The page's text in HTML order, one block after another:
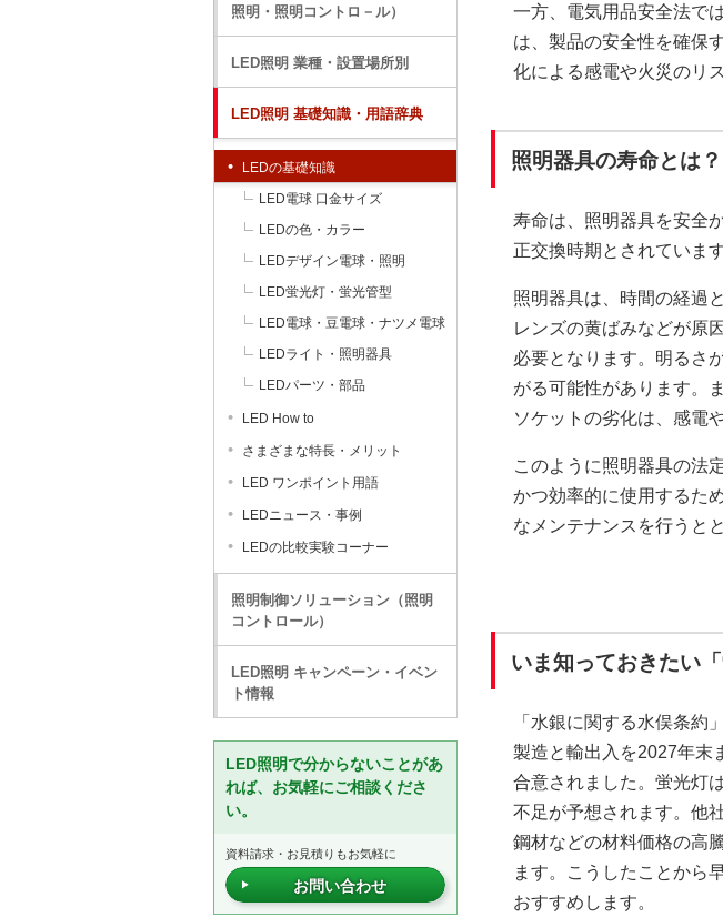
一方、電気用品安全法で
は、製品の安全性を確保
化による感電や火災のリ
照明器具の寿命とは？
寿命は、照明器具を安全
正交換時期とされています
照明器具は、時間の経過
レンズの黄ばみなどが原
必要となります。明るさ
がる可能性があります。
ソケットの劣化は、感電
このように照明器具の法
かつ効率的に使用するた
なメンテナンスを行うと
いま知っておきたい
「水銀に関する水俣条約
製造と輸出入を2027年末
合意されました。蛍光灯
不足が予想されます。他
鋼材などの材料価格の高
ます。こうしたことから
おすすめします。
照明・照明コントロ－ル）
LED照明 業種・設置場所別
LED照明 基礎知識・用語辞典
LEDの基礎知識
LED電球 口金サイズ
LEDの色・カラー
LEDデザイン電球・照明
LED蛍光灯・蛍光管型
LED電球・豆電球・ナツメ電球
LEDライト・照明器具
LEDパーツ・部品
LED How to
さまざまな特長・メリット
LED ワンポイント用語
LEDニュース・事例
LEDの比較実験コーナー
照明制御ソリューション（照明
コントロール）
LED照明 キャンペーン・イベン
ト情報
LED照明で分からないことがあ
れば、お気軽にご相談くださ
い。
資料請求・お見積りもお気軽に
お問い合わせ